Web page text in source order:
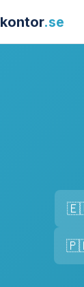
.se